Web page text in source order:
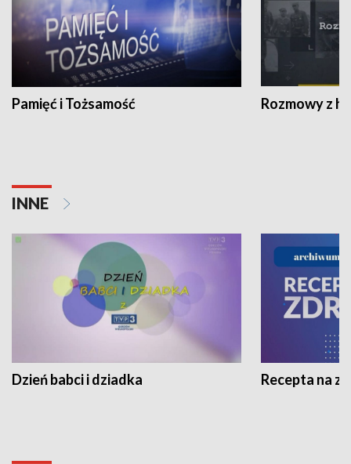
Pamięć i Tożsamość Rozmowy z
INNE
Dzień babci i dziadka Recepta na